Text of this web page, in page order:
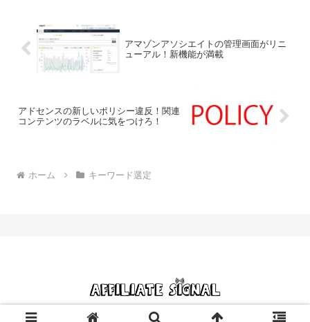
アマゾンアソシエイトの管理画面がリニ
ューアル！新機能が満載
アドセンスの新しいポリシー違反！関連
コンテンツのラベルに気をつけろ！
ホーム キーワード選定
© 2013 アフィリエイトシグナル｜初心者の副業脱出プロジェクト.